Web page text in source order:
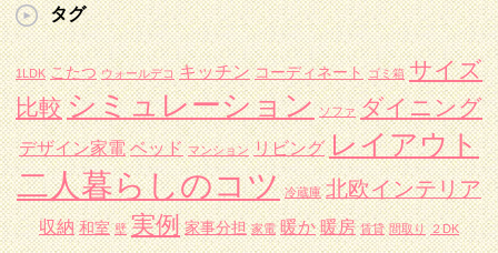
タグ
1LDK こたつ ウォールデコ キッチン コーディネート ゴミ箱 サイズ
比較シミュレーション ソファ ダイニング
デザイン家電 ベッド マンション リビング レイアウト
二人暮らしのコツ 冷蔵庫 北欧インテリア
収納 和室 壁 実例 家事分担 家電 暖か 暖房 賃貸 間取り ２DK